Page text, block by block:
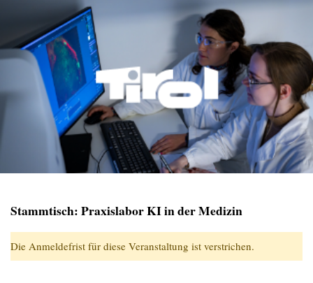
Stammtisch: Praxislabor KI in der Medizin
Die Anmeldefrist für diese Veranstaltung ist verstrichen.